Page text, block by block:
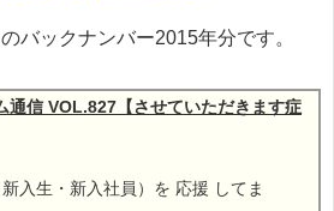
バックナンバー2015年分です。
通信 VOL.827【させていただきます症
入生・新入社員）を 応援 してま